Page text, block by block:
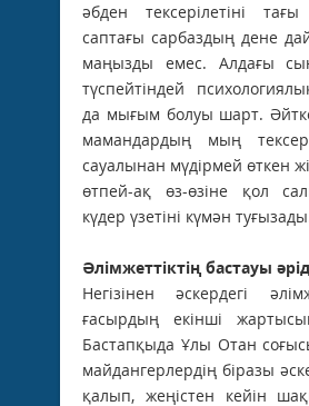
әбден тексерілетіні
саптағы сарбаздың дене
маңызды емес. Алдағы
түспейтіндей
да мығым болуы шарт.
мамандардың мың
сауалынан мүдірмей өткен
өтпей-ақ өз-өзіне қол
күдер үзетіні күмән
Әлімжеттіктің бастауы
Негізінен әскердегі
ғасырдың екінші
Бастапқыда Ұлы Отан
майдангерлердің біразы
қалып, жеңістен кейін